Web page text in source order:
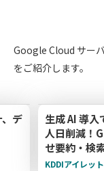
Google Cloud サー
をご紹介します。
デ
生成 AI 導
人日削減！
せ要約・検
KDDIアイレッ